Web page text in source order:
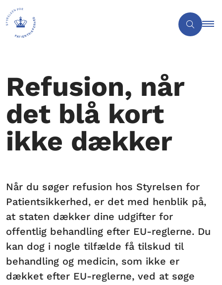
Refusion, når
det blå kort
ikke dækker
Når du søger refusion hos Styrelsen for
Patientsikkerhed, er det med henblik på,
at staten dækker dine udgifter for
offentlig behandling efter EU-reglerne. Du
kan dog i nogle tilfælde få tilskud til
behandling og medicin, som ikke er
dækket efter EU-reglerne, ved at søge